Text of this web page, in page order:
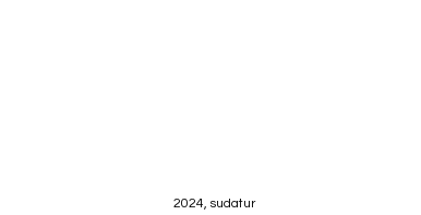
2024, sudatur